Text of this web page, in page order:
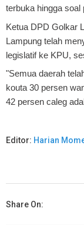
terbuka hingga soal
Ketua DPD Golkar
Lampung telah
legislatif ke KPU,
"Semua daerah
kouta 30 persen
42 persen caleg
Editor: Harian
Share On: